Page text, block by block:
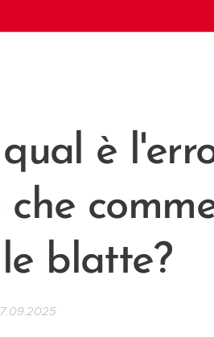
è
che
blatte?